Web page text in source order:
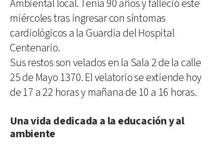
Ambiental local. Tenía 90 años y falleció este
miércoles tras ingresar con síntomas
cardiológicos a la Guardia del Hospital
Centenario.
Sus restos son velados en la Sala 2 de la calle
25 de Mayo 1370. El velatorio se extiende hoy
de 17 a 22 horas y mañana de 10 a 16 horas.
Una vida dedicada a la educación y al
ambiente